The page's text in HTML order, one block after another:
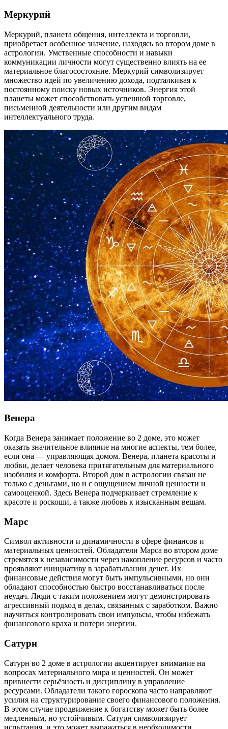
Меркурий
Меркурий, планета общения, интеллекта и торговли,
приобретает особенное значение, находясь во втором доме в
астрологии. Умственные способности и навыки
коммуникации личности могут существенно влиять на ее
материальное благосостояние. Меркурий символизирует
множество идей по увеличению дохода, подталкивая к
постоянному поиску новых источников. Энергия этой
планеты может способствовать успешной торговле,
письменной деятельности или другим видам
интеллектуального труда.
Венера
Когда Венера занимает положение во 2 доме, это может
оказать значительное влияние на многие аспекты, тем более,
если она — управляющая домом. Венера, планета красоты и
любви, делает человека притягательным для материального
изобилия и комфорта. Второй дом в астрологии связан не
только с деньгами, но и с ощущением личной ценности и
самооценкой. Здесь Венера подчеркивает стремление к
красоте и роскоши, а также любовь к изысканным вещам.
Марс
Символ активности и динамичности в сфере финансов и
материальных ценностей. Обладатели Марса во втором доме
стремятся к независимости через накопление ресурсов и часто
проявляют инициативу в зарабатывании денег. Их
финансовые действия могут быть импульсивными, но они
обладают способностью быстро восстанавливаться после
неудач. Люди с таким положением могут демонстрировать
агрессивный подход в делах, связанных с заработком. Важно
научиться контролировать свои импульсы, чтобы избежать
финансового краха и потери энергии.
Сатурн
Сатурн во 2 доме в астрологии акцентирует внимание на
вопросах материального мира и ценностей. Он может
привнести серьёзность и дисциплину в управление
ресурсами. Обладатели такого гороскопа часто направляют
усилия на структурирование своего финансового положения.
В этом случае продвижение к богатству может быть более
медленным, но устойчивым. Сатурн символизирует
испытания, и это может выражаться в необходимости